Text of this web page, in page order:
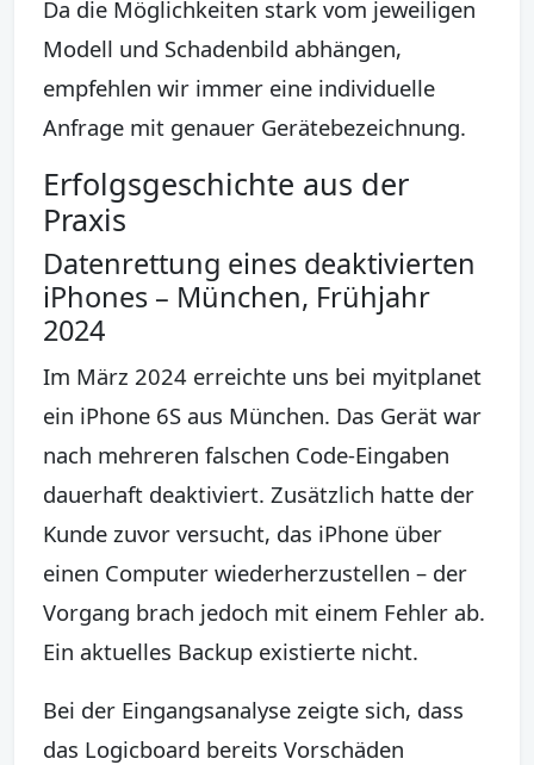
Da die Möglichkeiten stark vom jeweiligen
Modell und Schadenbild abhängen,
empfehlen wir immer eine individuelle
Anfrage mit genauer Gerätebezeichnung.
Erfolgsgeschichte aus der
Praxis
Datenrettung eines deaktivierten
iPhones – München, Frühjahr
2024
Im März 2024 erreichte uns bei myitplanet
ein iPhone 6S aus München. Das Gerät war
nach mehreren falschen Code-Eingaben
dauerhaft deaktiviert. Zusätzlich hatte der
Kunde zuvor versucht, das iPhone über
einen Computer wiederherzustellen – der
Vorgang brach jedoch mit einem Fehler ab.
Ein aktuelles Backup existierte nicht.
Bei der Eingangsanalyse zeigte sich, dass
das Logicboard bereits Vorschäden